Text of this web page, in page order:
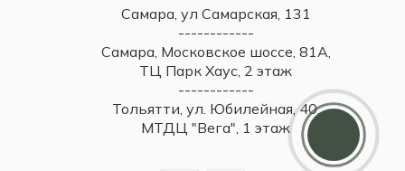
Самара, ул Самарская, 131
------------
Самара, Московское шоссе, 81А,
ТЦ Парк Хаус, 2 этаж
------------
Тольятти, ул. Юбилейная, 40,
МТДЦ "Вега", 1 этаж
Мы ценим своих клиентов и в качестве
благодарности зачисляем 5 000 бонусов за